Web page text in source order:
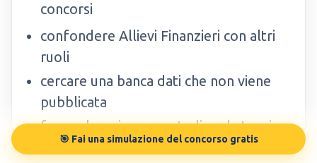
concorsi
confondere Allievi Finanzieri con altri
ruoli
cercare una banca dati che non viene
pubblicata
fare solo quiz senza studiare la teoria
🎯 Fai una simulazione del concorso gratis